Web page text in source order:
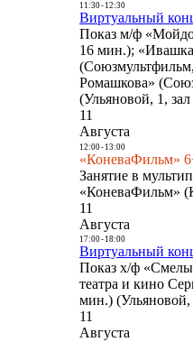
11:30- 12:30
Виртуальный
Показ м/ф
16 мин.);
Ромашкова»
(Ульяновой, 1,
11
Августа
12:00- 13:00
«КоневаФильм»
Занятие в
«КоневаФильм»
11
Августа
17:00- 18:00
Виртуальный
Показ х/ф
театра и кино
мин.)
11
Августа